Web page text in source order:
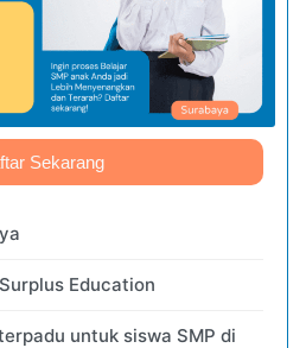
Sekarang
Education
untuk siswa SMP di